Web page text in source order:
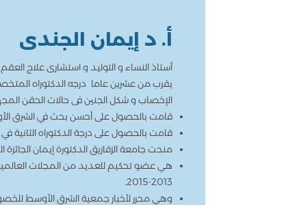
أ. د إيمان الجندى
أستاذ النساء و التوليد و استشارى علاج
يقرب من عشرين عاما درجه الدكتوراه
الإخصاب و شكل الجنين فى حالات الحقن
قامت بالحصول على أحسن بحث في الشرق
قامت بالحصول على درجة الدكتوراه
منحت جامعة الزقازيق الدكتورة إيمان الجائزة
هي عضو تحكيم للعديد من المجلات
2013-2015.
وهي محرر لأخبار جمعية الشرق الأوسط للخصوبة منذ